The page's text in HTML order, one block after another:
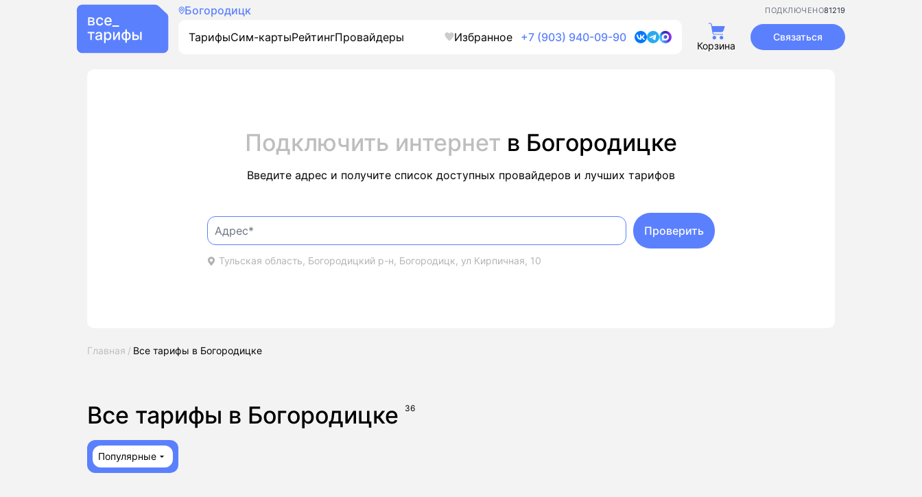
Богородицк 81219
ПОДКЛЮЧЕНО
ТарифыСим-картыРейтингПровайдеры Избранное +7 (903) 940-09-90
Корзина
Связаться
Подключить интернет в Богородицке
Введите адрес и получите список доступных провайдеров и лучших тарифов
Тульская область, Богородицкий р-н, Богородицк, ул Кирпичная, 10
Проверить
Главная Все тарифы в Богородицке
Все тарифы в Богородицке 36
Популярные